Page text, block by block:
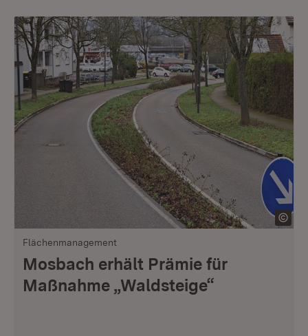
Flächenmanagement
Mosbach erhält Prämie für
Maßnahme „Waldsteige“